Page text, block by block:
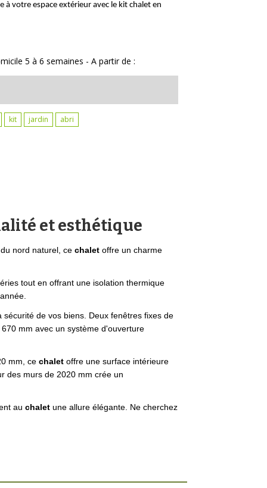
à votre espace extérieur avec le kit chalet en
5 à 6 semaines - A partir de :
kit jardin abri
et esthétique
nord naturel, cechalet offre un charme
tout en offrant une isolation thermique
de vos biens. Deux fenêtres fixes de
mm avec un système d'ouverture
mm, cechaletoffre une surface intérieure
des murs de 2020 mm crée un
auchaletune allure élégante. Ne cherchez